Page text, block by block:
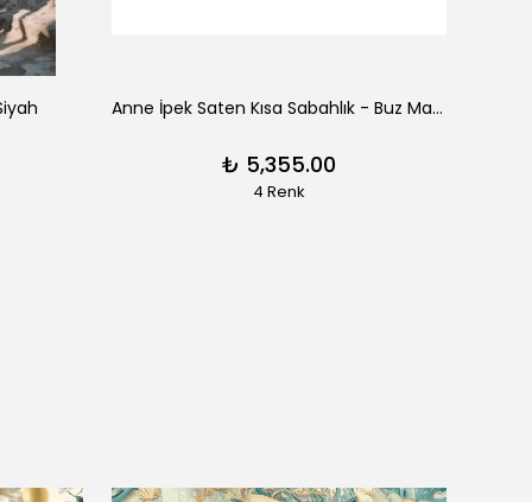
Anne İpek Saten Kısa Sabahlık - Buz Mavisi
₺ 5,355.00
4 Renk